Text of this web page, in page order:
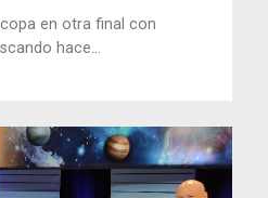
copa en otra final con
hace...